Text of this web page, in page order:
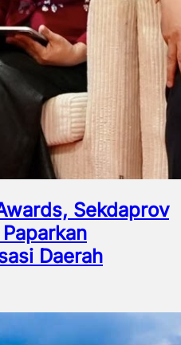
Sekdaprov
Daerah